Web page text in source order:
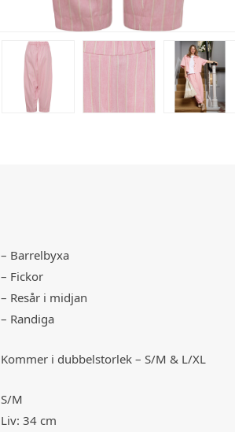
– Barrelbyxa
– Fickor
– Resår i midjan
– Randiga
Kommer i dubbelstorlek – S/M & L/XL
S/M
Liv: 34 cm